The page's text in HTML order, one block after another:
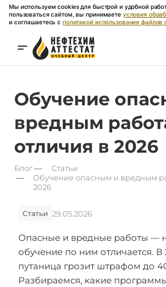
Мы используем cookies для быстрой и удобной
пользоваться сайтом, вы принимаете условия
и соглашаетесь с политикой использования файлов
Обучение
вредным
отличия в 2026
Блог—
Статьи
—
Обучение опасным и вредным
2026
Статьи 29.05.2026
Опасные и вредные работы —
обучение по ним отличается. В
путаница грозит штрафом до
Разбираемся, какие